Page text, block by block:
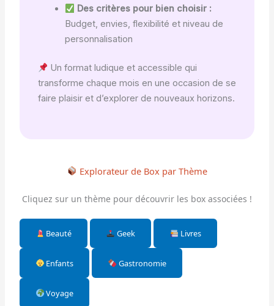
Des critères pour bien choisir :
Budget, envies, flexibilité et niveau de
personnalisation
Un format ludique et accessible qui
transforme chaque mois en une occasion de se
faire plaisir et d’explorer de nouveaux horizons.
Explorateur de Box par Thème
Cliquez sur un thème pour découvrir les box associées !
Beauté Geek Livres
Enfants Gastronomie
Voyage